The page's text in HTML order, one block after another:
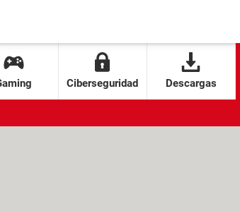
Ciberseguridad Descargas